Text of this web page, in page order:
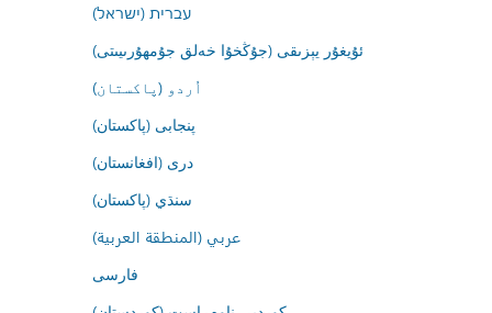
עברית (ישראל)
ئۇيغۇر يېزىقى (جۇڭخۇا خەلق جۇمھۇرىيىتى)
اُردو (پاکستان)
پنجابی (پاکستان)
درى (افغانستان)
سنڌي (پاکستان)
عربي (المنطقة العربية)
فارسى